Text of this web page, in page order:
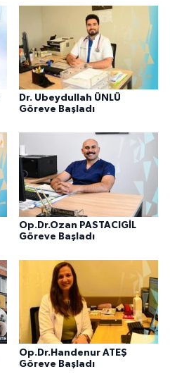
Dr. Ubeydullah ÜNLÜ
Göreve Başladı
Op.Dr.Ozan PASTACIGİL
Göreve Başladı
Op.Dr.Handenur ATEŞ
Göreve Başladı